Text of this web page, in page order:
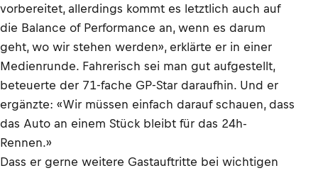
vorbereitet, allerdings kommt es letztlich auch auf
die Balance of Performance an, wenn es darum
geht, wo wir stehen werden», erklärte er in einer
Medienrunde. Fahrerisch sei man gut aufgestellt,
beteuerte der 71-fache GP-Star daraufhin. Und er
ergänzte: «Wir müssen einfach darauf schauen, dass
das Auto an einem Stück bleibt für das 24h-
Rennen.»
Dass er gerne weitere Gastauftritte bei wichtigen